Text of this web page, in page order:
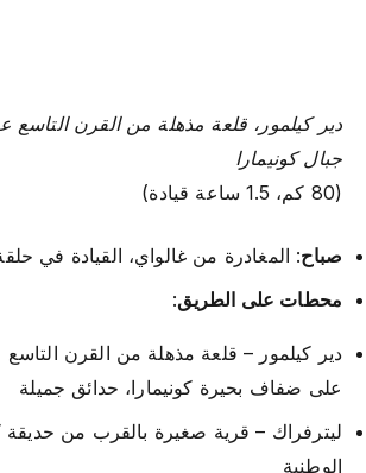
دير كيلمور، قلعة مذهلة من القرن التاسع
جبال كونيمارا
(80 كم، 1.5 ساعة قيادة)
صباح: المغادرة من غالواي، القيادة في
محطات على الطريق:
دير كيلمور – قلعة مذهلة من القرن
على ضفاف بحيرة كونيمارا، حدائق جميلة
ليترفراك – قرية صغيرة بالقرب من حديقة
الوطنية